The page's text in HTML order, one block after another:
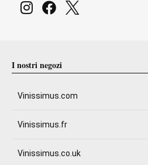
I nostri negozi
Vinissimus.com
Vinissimus.fr
Vinissimus.co.uk